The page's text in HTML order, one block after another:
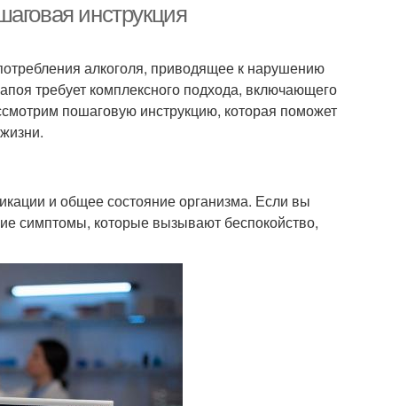
инструкция
алкоголя, приводящее к нарушению
требует комплексного подхода, включающего
пошаговую инструкцию, которая поможет
и общее состояние организма. Если вы
симптомы, которые вызывают беспокойство,